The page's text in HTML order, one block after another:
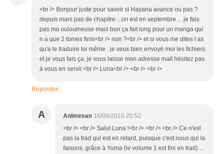
<br /> Bonjour juste pour savoir si Hayana avance ou pas ?
depuis mars pas de chapitre ...on est en septembre ... je fais
pas ma ouiouineuse mais bon ça fait long pour un manga qui
n a que 2 tomes finis<br /> non ?<br /> et si vous me dites t as
qu'a le traduire toi même : je veux bien envoyé moi les fichiers
et je vous fais ça, je vous laisse mon adresse mail hésitez pas
à vous en servir.<br /> Luna<br /> <br /> <br />
Répondre
A Animesan 16/09/2010 20:52
<br /> <br /> Salut Luna !<br /> <br /> <br /> Ce n'est
pas la trad qui est en retard, puisque c'est nous qui la
faisons, grâce à Yuma (le volume 1 est fini en trad) ...